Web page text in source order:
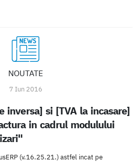
NOUTATE
7 Iun 2016
inversa] si [TVA la incasare]
in cadrul modulului
(v.16.25.21.) astfel incat pe